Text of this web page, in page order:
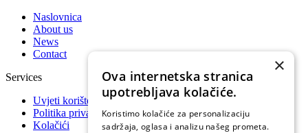
Naslovnica
About us
News
Contact
Services
Uvjeti korištenja
Politika privatnosti
Kolačići
×
Ova internetska stranica
upotrebljava kolačiće.
Koristimo kolačiće za personalizaciju
sadržaja, oglasa i analizu našeg prometa.